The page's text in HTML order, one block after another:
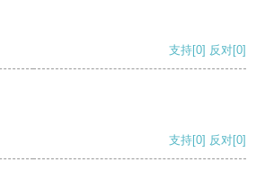
支持[0] 反对[0]
支持[0] 反对[0]